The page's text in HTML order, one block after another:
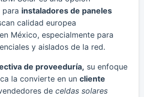
para instaladores de paneles
calidad europea
México, especialmente para
y aislados de la red.
de proveeduría, su enfoque
la convierte en un cliente
de celdas solares